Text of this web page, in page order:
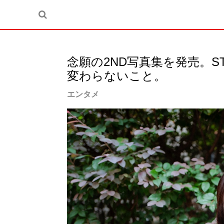
念願の2ND写真集を発売。
変わらないこと。
エンタメ